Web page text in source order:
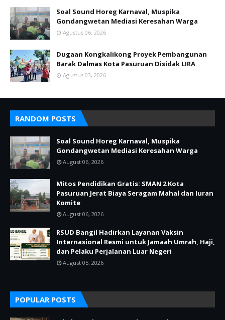
Soal Sound Horeg Karnaval, Muspika
Gondangwetan Mediasi Keresahan Warga
Agustus 06, 2026
Dugaan Kongkalikong Proyek Pembangunan
Barak Dalmas Kota Pasuruan Disidak LIRA
Agustus 03, 2026
RANDOM POSTS
Soal Sound Horeg Karnaval, Muspika
Gondangwetan Mediasi Keresahan Warga
August 06, 2026
Mitos Pendidikan Gratis: SMAN 2 Kota
Pasuruan Jerat Biaya Seragam Mahal dan Iuran
Komite
August 06, 2026
RSUD Bangil Hadirkan Layanan Vaksin
Internasional Resmi untuk Jamaah Umrah, Haji,
dan Pelaku Perjalanan Luar Negeri
August 05, 2026
POPULAR POSTS